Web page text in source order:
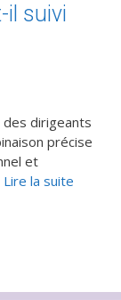
il suivi
des dirigeants
précise
et
Lire la suite